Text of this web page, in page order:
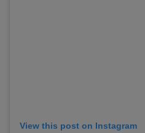
View this post on Instagram